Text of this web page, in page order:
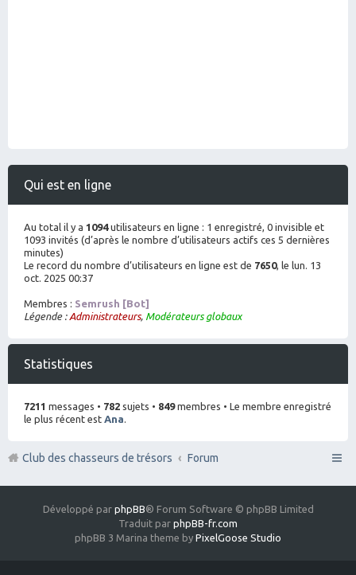
Qui est en ligne
Au total il y a 1094utilisateurs en ligne : 1 enregistré, 0 invisible et
1093 invités (d’après le nombre d’utilisateurs actifs ces 5 dernières
minutes)
Le record du nombre d’utilisateurs en ligne est de 7650, le lun. 13
oct. 2025 00:37
Membres : Semrush [Bot]
Légende : Administrateurs, Modérateurs globaux
Statistiques
7211 messages • 782 sujets • 849membres • Le membre enregistré
le plus récent est Ana
Club des chasseurs de trésors Forum
Développé par phpBB® Forum Software © phpBB Limited
Traduit par phpBB-fr.com
phpBB 3 Marina theme by PixelGoose Studio